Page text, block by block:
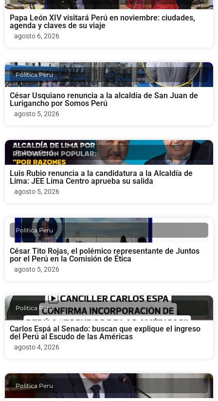
Papa León XIV visitará Perú en noviembre: ciudades,
agenda y claves de su viaje
agosto 6, 2026
Politica Peru
César Usquiano renuncia a la alcaldía de San Juan de
Lurigancho por Somos Perú
agosto 5, 2026
Politica Peru
Luis Rubio renuncia a la candidatura a la Alcaldía de
Lima: JEE Lima Centro aprueba su salida
agosto 5, 2026
Politica Peru
César Tito Rojas, el polémico representante de Juntos
por el Perú en la Comisión de Ética
agosto 5, 2026
Politica Peru
Carlos Espá al Senado: buscan que explique el ingreso
del Perú al Escudo de las Américas
agosto 4, 2026
Politica Peru